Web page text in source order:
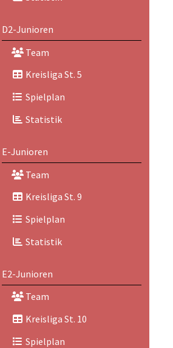
D2-Junioren
Team
Kreisliga St. 5
Spielplan
Statistik
E-Junioren
Team
Kreisliga St. 9
Spielplan
Statistik
E2-Junioren
Team
Kreisliga St. 10
Spielplan